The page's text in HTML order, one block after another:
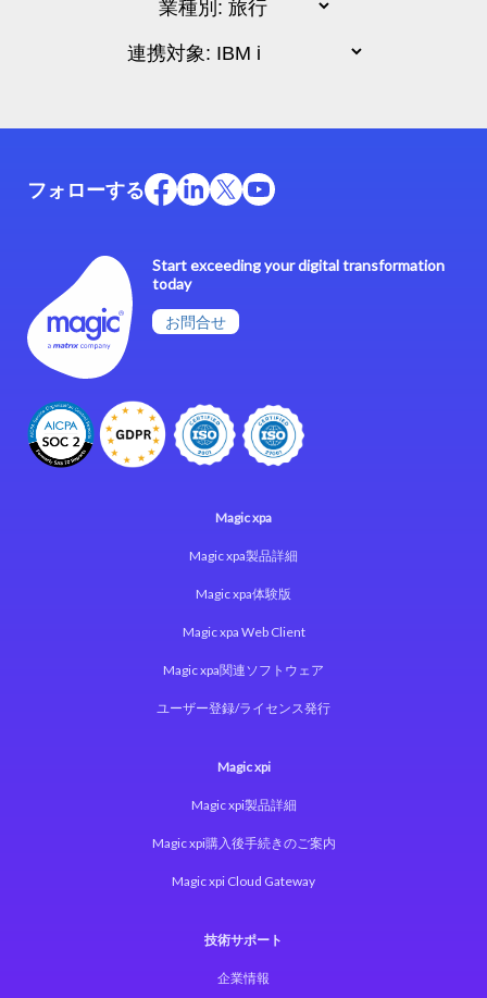
Start exceeding your digital transformation
today
お問合せ
フォローする
Magic xpa
Magic xpa製品詳細
Magic xpa体験版
Magic xpa Web Client
Magic xpa関連ソフトウェア
ユーザー登録/ライセンス発行
Magic xpi
Magic xpi製品詳細
Magic xpi購入後手続きのご案内
Magic xpi Cloud Gateway
技術サポート
企業情報